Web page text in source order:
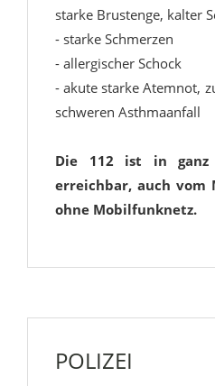
starke Brustenge, kalter
- starke Schmerzen
- allergischer Schock
- akute starke Atemnot,
schweren Asthmaanfall
Die 112 ist in ganz
erreichbar, auch vom
ohne Mobilfunknetz.
POLIZEI